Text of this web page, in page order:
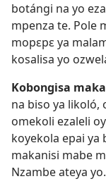
botángi na yo
mpenza te. Pole
mopɛpɛ ya
kosalisa yo
Kobongisa
na biso ya likoló,
omekoli ezaleli
koyekola epai ya
makanisi mabe
Nzambe ateya